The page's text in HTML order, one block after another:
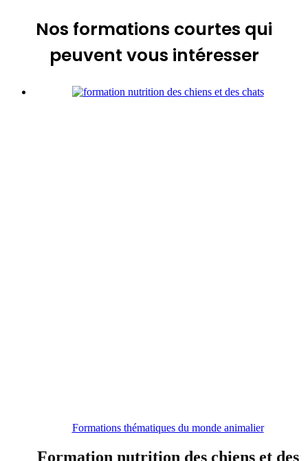
Nos formations courtes qui
peuvent vous intéresser
Formations thématiques du monde animalier
Formation nutrition des chiens et des